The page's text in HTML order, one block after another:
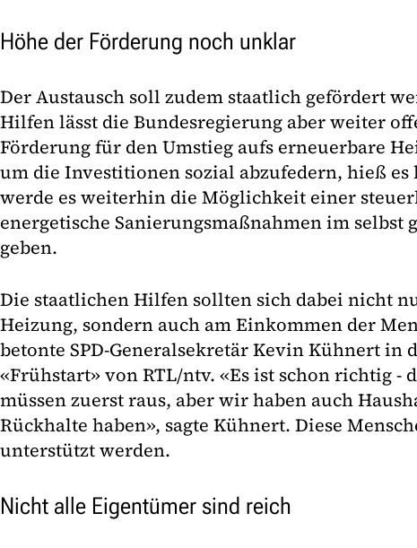
Höhe der Förderung noch unklar
Der Austausch soll zudem staatlich gefördert
Hilfen lässt die Bundesregierung aber weiter
Förderung für den Umstieg aufs erneuerbare
um die Investitionen sozial abzufedern, hieß
werde es weiterhin die Möglichkeit einer
energetische Sanierungsmaßnahmen im selbst
geben.
Die staatlichen Hilfen sollten sich dabei nicht
Heizung, sondern auch am Einkommen der
betonte SPD-Generalsekretär Kevin Kühnert in
«Frühstart» von RTL/ntv. «Es ist schon richtig -
müssen zuerst raus, aber wir haben auch
Rückhalte haben», sagte Kühnert. Diese
unterstützt werden.
Nicht alle Eigentümer sind reich